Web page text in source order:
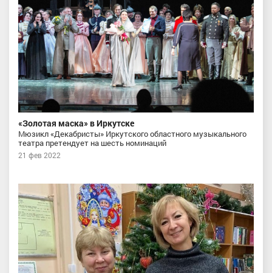
«Золотая маска» в Иркутске
Мюзикл «Декабристы» Иркутского областного музыкального
театра претендует на шесть номинаций
21 фев 2022